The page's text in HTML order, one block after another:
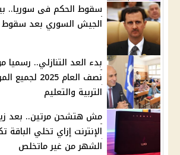
سقوط الحكم فى سوريا..
الجيش السوري بعد سقوط
بدء العد التنازلي.. رسميا
نصف العام
التربية والتعليم
مش هتشحن مرتين.. بعد
الإنترنت إزاي تخلي
الشهر من غير ماتخلص